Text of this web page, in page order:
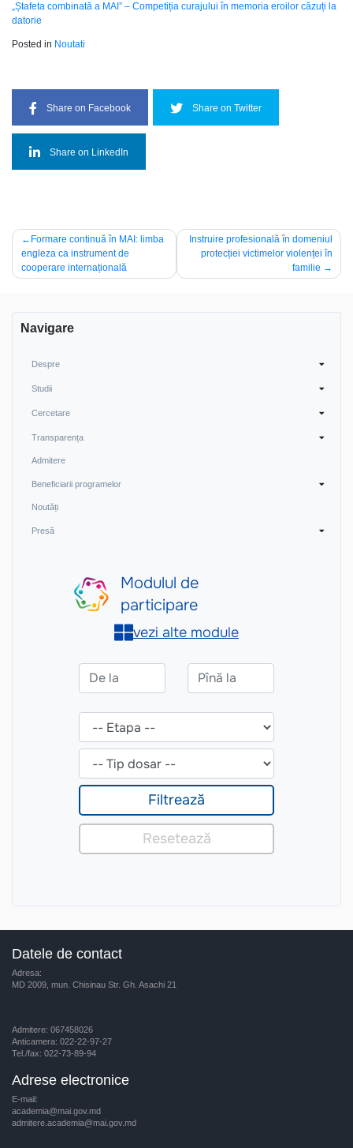
„Ștafeta combinată a MAI” – Competiția curajului în memoria eroilor căzuți la
datorie
Posted in Noutati
Share on Facebook Share on Twitter
Share on LinkedIn
Navigare
în
articole
Formare continuă în MAI: limba
engleza ca instrument de
cooperare internațională
Instruire profesională în domeniul
protecției victimelor violenței în
familie
Navigare
Despre
Studii
Cercetare
Transparența
Admitere
Beneficiarii programelor
Noutăți
Presă
Datele de contact
Adresa:
MD 2009, mun. Chisinau Str. Gh. Asachi 21
Admitere: 067458026
Anticamera: 022-22-97-27
Tel./fax: 022-73-89-94
Adrese electronice
E-mail:
academia@mai.gov.md
admitere.academia@mai.gov.md